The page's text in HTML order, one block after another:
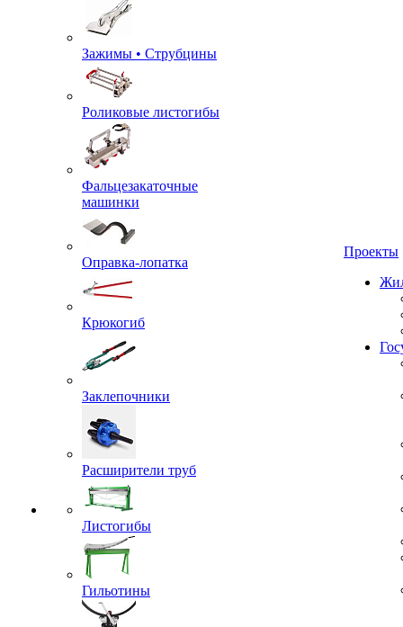
Зажимы • Струбцины
Роликовые листогибы
Фальцезакаточные
машинки
Оправка-лопатка
Крюкогиб
Заклепочники
Расширители труб
Листогибы
Гильотины
Проекты